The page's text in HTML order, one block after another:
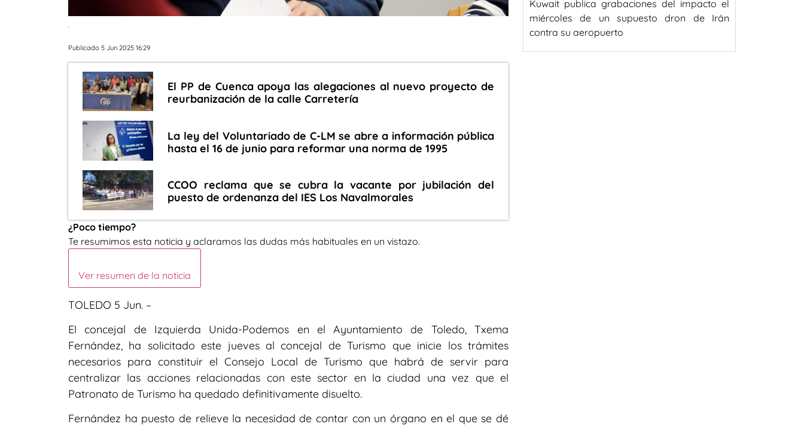
.
Publicado 5 Jun 2025 16:29
El PP de Cuenca apoya las alegaciones al nuevo proyecto de
reurbanización de la calle Carretería
La ley del Voluntariado de C-LM se abre a información pública
hasta el 16 de junio para reformar una norma de 1995
CCOO reclama que se cubra la vacante por jubilación del
puesto de ordenanza del IES Los Navalmorales
¿Poco tiempo?
Te resumimos esta noticia y aclaramos las dudas más habituales en un vistazo.
Ver resumen de la noticia
TOLEDO 5 Jun. –
El concejal de Izquierda Unida-Podemos en el Ayuntamiento de Toledo, Txema
Fernández, ha solicitado este jueves al concejal de Turismo que inicie los trámites
necesarios para constituir el Consejo Local de Turismo que habrá de servir para
centralizar las acciones relacionadas con este sector en la ciudad una vez que el
Patronato de Turismo ha quedado definitivamente disuelto.
Fernández ha puesto de relieve la necesidad de contar con un órgano en el que se dé
Kuwait publica grabaciones del impacto el
miércoles de un supuesto dron de Irán
contra su aeropuerto